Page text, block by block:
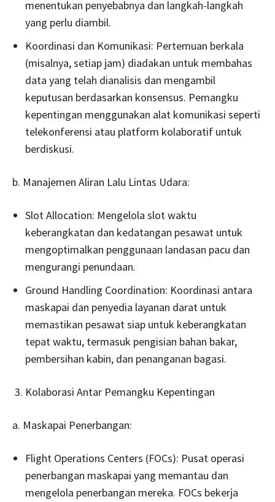
menentukan penyebabnya dan langkah-langkah
yang perlu diambil.
Koordinasi dan Komunikasi: Pertemuan berkala
(misalnya, setiap jam) diadakan untuk membahas
data yang telah dianalisis dan mengambil
keputusan berdasarkan konsensus. Pemangku
kepentingan menggunakan alat komunikasi seperti
telekonferensi atau platform kolaboratif untuk
berdiskusi.
b. Manajemen Aliran Lalu Lintas Udara:
Slot Allocation: Mengelola slot waktu
keberangkatan dan kedatangan pesawat untuk
mengoptimalkan penggunaan landasan pacu dan
mengurangi penundaan.
Ground Handling Coordination: Koordinasi antara
maskapai dan penyedia layanan darat untuk
memastikan pesawat siap untuk keberangkatan
tepat waktu, termasuk pengisian bahan bakar,
pembersihan kabin, dan penanganan bagasi.
Kolaborasi Antar Pemangku Kepentingan
a. Maskapai Penerbangan:
Flight Operations Centers (FOCs): Pusat operasi
penerbangan maskapai yang memantau dan
mengelola penerbangan mereka. FOCs bekerja